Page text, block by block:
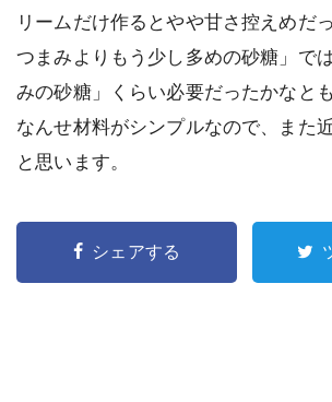
リームだけ作るとやや甘さ控えめだ
つまみよりもう少し多めの砂糖」で
みの砂糖」くらい必要だったかなと
なんせ材料がシンプルなので、また
と思います。
シェアする